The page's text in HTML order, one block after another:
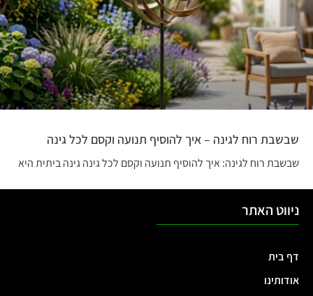
שבשבת רוח לגינה – איך להוסיף תנועה וקסם לכל גינה
שבשבת רוח לגינה: איך להוסיף תנועה וקסם לכל גינה גינה ביתית היא
ניווט האתר
דף בית
אודותינו